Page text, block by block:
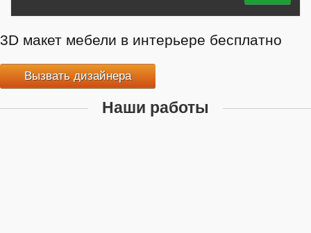
3D макет мебели в интерьере бесплатно
Вызвать дизайнера
Наши работы